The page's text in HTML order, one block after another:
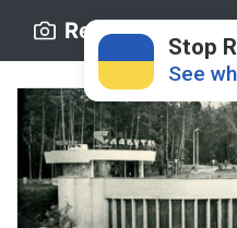
Retro.ck.ua
Stop
See